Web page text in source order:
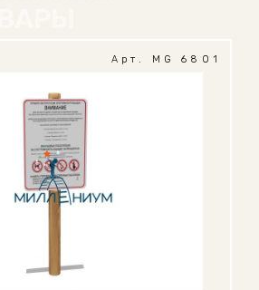
Арт. MG 6801